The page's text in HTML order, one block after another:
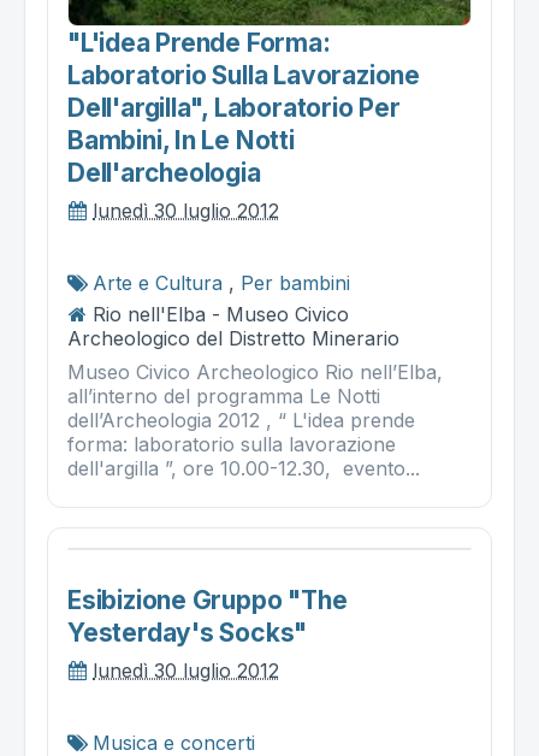
"l'idea Prende Forma:
Laboratorio Sulla Lavorazione
Dell'argilla", Laboratorio Per
Bambini, In Le Notti
Dell'archeologia
lunedì 30 luglio 2012
Arte e Cultura , Per bambini
Rio nell'Elba - Museo Civico
Archeologico del Distretto Minerario
Museo Civico Archeologico Rio nell’Elba,
all’interno del programma Le Notti
dell’Archeologia 2012 , “ L'idea prende
forma: laboratorio sulla lavorazione
dell'argilla ”, ore 10.00-12.30, evento...
Esibizione Gruppo "the
Yesterday's Socks"
lunedì 30 luglio 2012
Musica e concerti